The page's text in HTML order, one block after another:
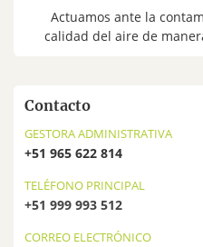
Actuamos ante la
calidad del aire de
Contacto
GESTORA ADMINISTRATIVA
+51 965 622 814
TELÉFONO PRINCIPAL
+51 999 993 512
CORREO ELECTRÓNICO